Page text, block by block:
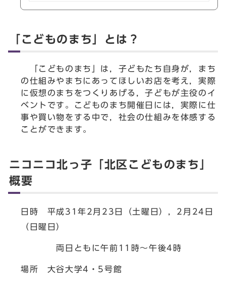
「こどものまち」とは？
「こどものまち」は，子どもたち自身が，まち
の仕組みやまちにあってほしいお店を考え，実際
に仮想のまちをつくりあげる，子どもが主役のイ
ベントです。こどものまち開催日には，実際に仕
事や買い物をする中で，社会の仕組みを体感する
ことができます。
ニコニコ北っ子「北区こどものまち」
概要
日時 平成31年2月23日（土曜日），2月24日
（日曜日）
両日ともに午前11時～午後4時
場所 大谷大学4・5号館